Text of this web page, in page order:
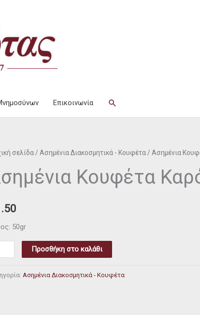
Επικοινωνία Αναζήτηση
σελίδα / Ασημένια Διακοσμητικά - Κουφέτα / Ασημένια
Κουφέτα
50gr
Προσθήκη στο καλάθι
Ασημένια Διακοσμητικά - Κουφέτα